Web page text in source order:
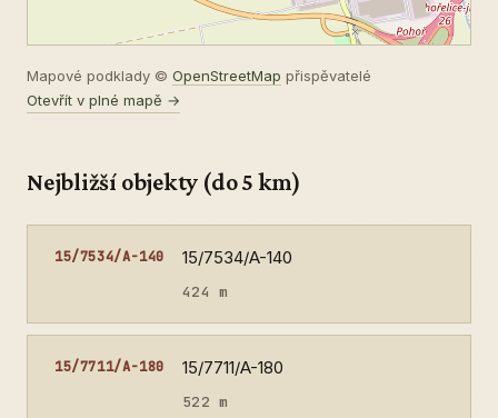
Mapové podklady © OpenStreetMap přispěvatelé
Otevřít v plné mapě →
Nejbližší objekty (do 5 km)
15/7534/A-140 15/7534/A-140
424 m
15/7711/A-180 15/7711/A-180
522 m